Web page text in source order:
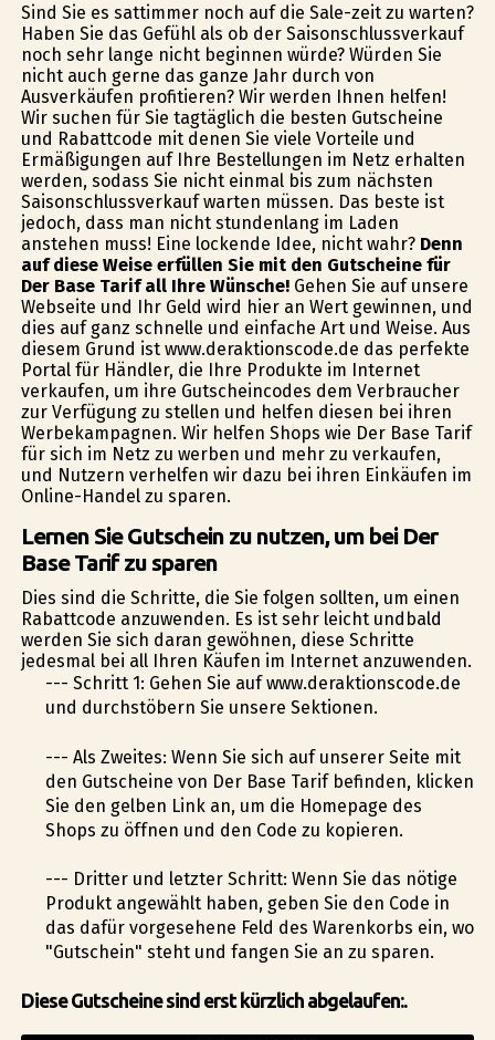
Sind Sie es sattimmer noch auf die Sale-zeit zu warten?
Haben Sie das Gefühl als ob der Saisonschlussverkauf
noch sehr lange nicht beginnen würde? Würden Sie
nicht auch gerne das ganze Jahr durch von
Ausverkäufen profitieren? Wir werden Ihnen helfen!
Wir suchen für Sie tagtäglich die besten Gutscheine
und Rabattcode mit denen Sie viele Vorteile und
Ermäßigungen auf Ihre Bestellungen im Netz erhalten
werden, sodass Sie nicht einmal bis zum nächsten
Saisonschlussverkauf warten müssen. Das beste ist
jedoch, dass man nicht stundenlang im Laden
anstehen muss! Eine lockende Idee, nicht wahr? Denn
auf diese Weise erfüllen Sie mit den Gutscheine für
Der Base Tarif all Ihre Wünsche!Gehen Sie auf unsere
Webseite und Ihr Geld wird hier an Wert gewinnen, und
dies auf ganz schnelle und einfache Art und Weise. Aus
diesem Grund ist www.deraktionscode.de das perfekte
Portal für Händler, die Ihre Produkte im Internet
verkaufen, um ihre Gutscheincodes dem Verbraucher
zur Verfügung zu stellen und helfen diesen bei ihren
Werbekampagnen. Wir helfen Shops wie Der Base Tarif
für sich im Netz zu werben und mehr zu verkaufen,
und Nutzern verhelfen wir dazu bei ihren Einkäufen im
Online-Handel zu sparen.
Lernen Sie Gutschein zu nutzen, um bei Der
Base Tarif zu sparen
Dies sind die Schritte, die Sie folgen sollten, um einen
Rabattcode anzuwenden. Es ist sehr leicht undbald
werden Sie sich daran gewöhnen, diese Schritte
jedesmal bei all Ihren Käufen im Internet anzuwenden.
--- Schritt 1: Gehen Sie auf www.deraktionscode.de
und durchstöbern Sie unsere Sektionen.
--- Als Zweites: Wenn Sie sich auf unserer Seite mit
den Gutscheine von Der Base Tarif befinden, klicken
Sie den gelben Link an, um die Homepage des
Shops zu öffnen und den Code zu kopieren.
--- Dritter und letzter Schritt: Wenn Sie das nötige
Produkt angewählt haben, geben Sie den Code in
das dafür vorgesehene Feld des Warenkorbs ein, wo
"Gutschein" steht und fangen Sie an zu sparen.
Diese Gutscheine sind erst kürzlich abgelaufen:.